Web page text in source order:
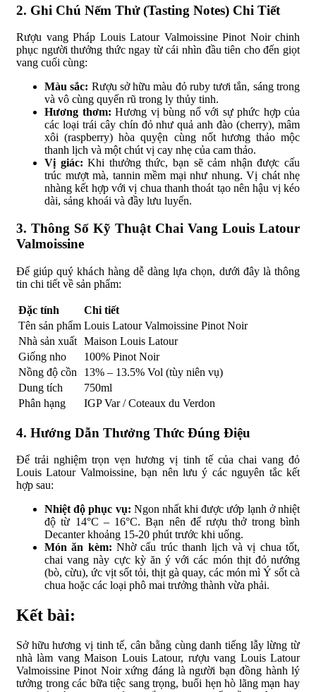
2. Ghi Chú Nếm Thử (Tasting Notes) Chi Tiết
Rượu vang Pháp Louis Latour Valmoissine Pinot Noir chinh
phục người thưởng thức ngay từ cái nhìn đầu tiên cho đến giọt
vang cuối cùng:
Màu sắc: Rượu sở hữu màu đỏ ruby tươi tắn, sáng trong
và vô cùng quyến rũ trong ly thủy tinh.
Hương thơm: Hương vị bùng nổ với sự phức hợp của
các loại trái cây chín đỏ như quả anh đào (cherry), mâm
xôi (raspberry) hòa quyện cùng nốt hương thảo mộc
thanh lịch và một chút vị cay nhẹ của cam thảo.
Vị giác: Khi thưởng thức, bạn sẽ cảm nhận được cấu
trúc mượt mà, tannin mềm mại như nhung. Vị chát nhẹ
nhàng kết hợp với vị chua thanh thoát tạo nên hậu vị kéo
dài, sảng khoái và đầy lưu luyến.
3. Thông Số Kỹ Thuật Chai Vang Louis Latour
Valmoissine
Để giúp quý khách hàng dễ dàng lựa chọn, dưới đây là thông
tin chi tiết về sản phẩm:
Đặc tính
Chi tiết
Tên sản phẩm Louis Latour Valmoissine Pinot Noir
Nhà sản xuất Maison Louis Latour
Giống nho
100% Pinot Noir
Nồng độ cồn
13% – 13.5% Vol (tùy niên vụ)
Dung tích
750ml
Phân hạng
IGP Var / Coteaux du Verdon
4. Hướng Dẫn Thưởng Thức Đúng Điệu
Để trải nghiệm trọn vẹn hương vị tinh tế của chai vang đỏ
Louis Latour Valmoissine, bạn nên lưu ý các nguyên tắc kết
hợp sau:
Nhiệt độ phục vụ: Ngon nhất khi được ướp lạnh ở nhiệt
độ từ 14°C – 16°C. Bạn nên để rượu thở trong bình
Decanter khoảng 15-20 phút trước khi uống.
Món ăn kèm:Nhờ cấu trúc thanh lịch và vị chua tốt,
chai vang này cực kỳ ăn ý với các món thịt đỏ nướng
(bò, cừu), ức vịt sốt tỏi, thịt gà quay, các món mì Ý sốt cà
chua hoặc các loại phô mai trưởng thành vừa phải.
Kết bài:
Sở hữu hương vị tinh tế, cân bằng cùng danh tiếng lẫy lừng từ
nhà làm vang Maison Louis Latour, rượu vang Louis Latour
Valmoissine Pinot Noir xứng đáng là người bạn đồng hành lý
tưởng trong các bữa tiệc sang trọng, buổi hẹn hò lãng mạn hay